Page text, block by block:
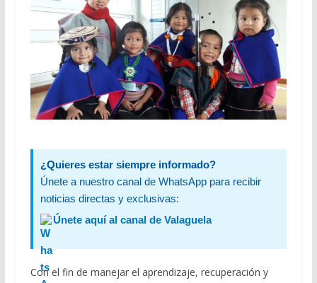
¿Quieres estar siempre informado?
Únete a nuestro canal de WhatsApp para recibir
noticias directas y exclusivas:
Únete aquí al canal de Valaguela
Con el fin de manejar el aprendizaje, recuperación y